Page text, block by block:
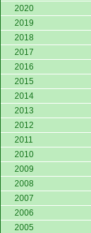
2020
2019
2018
2017
2016
2015
2014
2013
2012
2011
2010
2009
2008
2007
2006
2005